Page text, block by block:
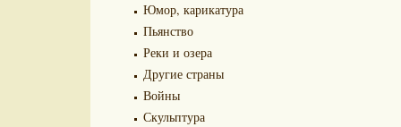
Юмор, карикатура
Пьянство
Реки и озера
Другие страны
Войны
Скульптура